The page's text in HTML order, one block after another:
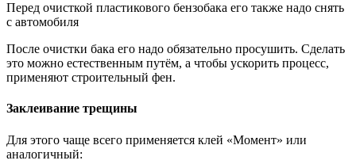
Перед очисткой пластикового бензобака его также надо снять
с автомобиля
После очистки бака его надо обязательно просушить. Сделать
это можно естественным путём, а чтобы ускорить процесс,
применяют строительный фен.
Заклеивание трещины
Для этого чаще всего применяется клей «Момент» или
аналогичный: